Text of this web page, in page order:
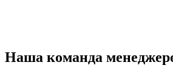
Наша команда